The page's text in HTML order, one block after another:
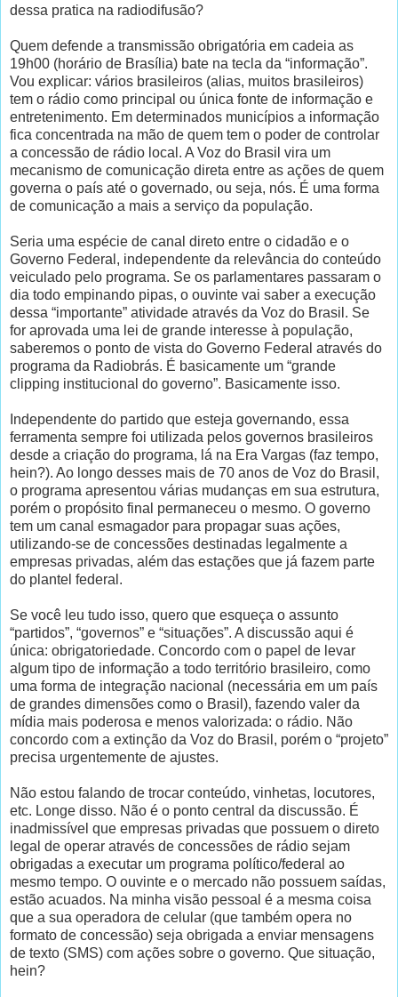
dessa pratica na radiodifusão?
Quem defende a transmissão obrigatória em cadeia as
19h00 (horário de Brasília) bate na tecla da “informação”.
Vou explicar: vários brasileiros (alias, muitos brasileiros)
tem o rádio como principal ou única fonte de informação e
entretenimento. Em determinados municípios a informação
fica concentrada na mão de quem tem o poder de controlar
a concessão de rádio local. A Voz do Brasil vira um
mecanismo de comunicação direta entre as ações de quem
governa o país até o governado, ou seja, nós. É uma forma
de comunicação a mais a serviço da população.
Seria uma espécie de canal direto entre o cidadão e o
Governo Federal, independente da relevância do conteúdo
veiculado pelo programa. Se os parlamentares passaram o
dia todo empinando pipas, o ouvinte vai saber a execução
dessa “importante” atividade através da Voz do Brasil. Se
for aprovada uma lei de grande interesse à população,
saberemos o ponto de vista do Governo Federal através do
programa da Radiobrás. É basicamente um “grande
clipping institucional do governo”. Basicamente isso.
Independente do partido que esteja governando, essa
ferramenta sempre foi utilizada pelos governos brasileiros
desde a criação do programa, lá na Era Vargas (faz tempo,
hein?). Ao longo desses mais de 70 anos de Voz do Brasil,
o programa apresentou várias mudanças em sua estrutura,
porém o propósito final permaneceu o mesmo. O governo
tem um canal esmagador para propagar suas ações,
utilizando-se de concessões destinadas legalmente a
empresas privadas, além das estações que já fazem parte
do plantel federal.
Se você leu tudo isso, quero que esqueça o assunto
“partidos”, “governos” e “situações”. A discussão aqui é
única: obrigatoriedade. Concordo com o papel de levar
algum tipo de informação a todo território brasileiro, como
uma forma de integração nacional (necessária em um país
de grandes dimensões como o Brasil), fazendo valer da
mídia mais poderosa e menos valorizada: o rádio. Não
concordo com a extinção da Voz do Brasil, porém o “projeto”
precisa urgentemente de ajustes.
Não estou falando de trocar conteúdo, vinhetas, locutores,
etc. Longe disso. Não é o ponto central da discussão. É
inadmissível que empresas privadas que possuem o direto
legal de operar através de concessões de rádio sejam
obrigadas a executar um programa político/federal ao
mesmo tempo. O ouvinte e o mercado não possuem saídas,
estão acuados. Na minha visão pessoal é a mesma coisa
que a sua operadora de celular (que também opera no
formato de concessão) seja obrigada a enviar mensagens
de texto (SMS) com ações sobre o governo. Que situação,
hein?